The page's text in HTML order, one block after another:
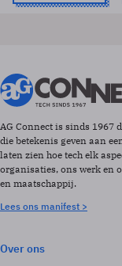
AG Connect is sinds 1967
die betekenis geven aan
laten zien hoe tech elk
organisaties, ons werk en
en maatschappij.
Lees ons manifest >
Over ons